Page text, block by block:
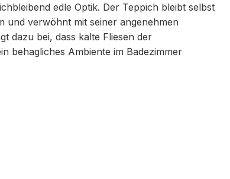
edle Optik. Der Teppich bleibt selbst
und verwöhnt mit seiner angenehmen
dazu bei, dass kalte Fliesen der
behagliches Ambiente im Badezimmer